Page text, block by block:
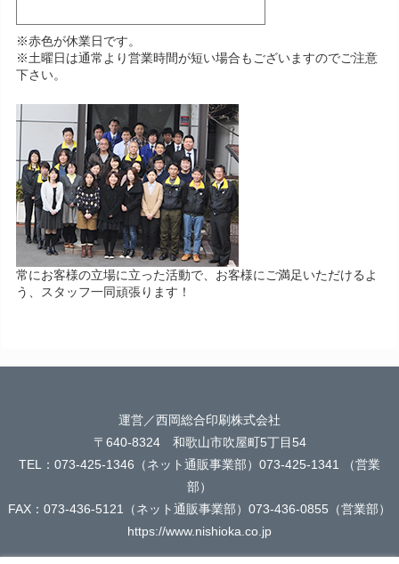
※赤色が休業日です。
※土曜日は通常より営業時間が短い場合もございますのでご注意
下さい。
常にお客様の立場に立った活動で、お客様にご満足いただけるよ
う、スタッフ一同頑張ります！
運営／西岡総合印刷株式会社
〒640-8324 和歌山市吹屋町5丁目54
TEL：073-425-1346（ネット通販事業部）073-425-1341 （営業
部）
FAX：073-436-5121（ネット通販事業部）073-436-0855（営業部）
https://www.nishioka.co.jp